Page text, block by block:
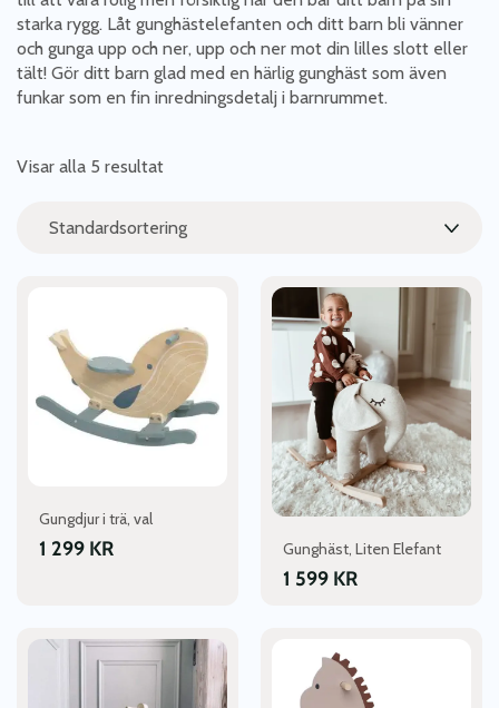
starka rygg. Låt gunghästelefanten och ditt barn bli vänner
och gunga upp och ner, upp och ner mot din lilles slott eller
tält! Gör ditt barn glad med en härlig gunghäst som även
funkar som en fin inredningsdetalj i barnrummet.
Visar alla 5 resultat
Gungdjur i trä, val
1 299 KR Gunghäst, Liten Elefant
1 599 KR